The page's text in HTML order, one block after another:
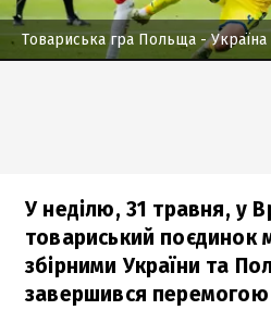
Товариська гра Польща - Україна
У неділю, 31 травня, у
товариський поєдинок
збірними України та
завершився перемогою